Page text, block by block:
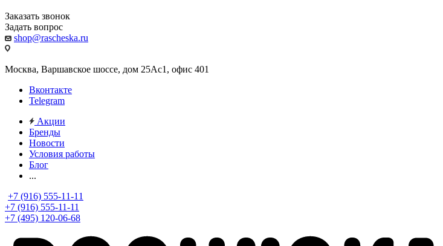
Заказать звонок
Задать вопрос
shop@rascheska.ru
Москва, Варшавское шоссе, дом 25Аc1, офис 401
Вконтакте
Telegram
Акции
Бренды
Новости
Условия работы
Блог
...
+7 (916) 555-11-11
+7 (916) 555-11-11
+7 (495) 120-06-68